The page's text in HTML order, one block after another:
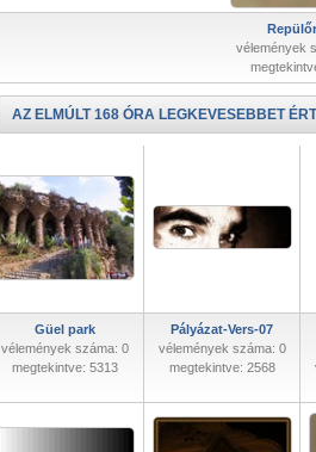
vélemények
AZ ELMÚLT 168 ÓRA LEGKEVESEBBET
Güel park
vélemények száma: 0
megtekintve: 5313
Pályázat-Vers-07
vélemények száma: 0
megtekintve: 2568